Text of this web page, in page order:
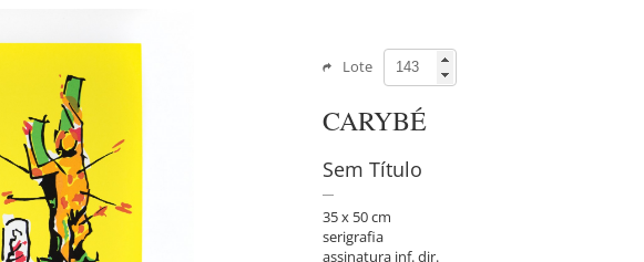
Lote
CARYBÉ
Sem Título
35 x 50 cm
serigrafia
assinatura inf. dir.